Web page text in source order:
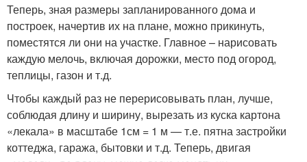
Теперь, зная размеры запланированного дома и
построек, начертив их на плане, можно прикинуть,
поместятся ли они на участке. Главное – нарисовать
каждую мелочь, включая дорожки, место под огород,
теплицы, газон и т.д.
Чтобы каждый раз не перерисовывать план, лучше,
соблюдая длину и ширину, вырезать из куска картона
«лекала» в масштабе 1см = 1 м — т.е. пятна застройки
коттеджа, гаража, бытовки и т.д. Теперь, двигая